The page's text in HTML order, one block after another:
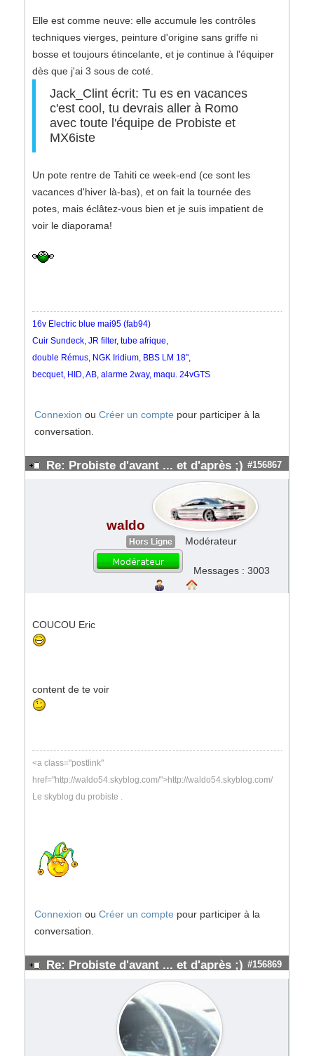
Elle est comme neuve: elle accumule les contrôles
techniques vierges, peinture d'origine sans griffe ni
bosse et toujours étincelante, et je continue à l'équiper
dès que j'ai 3 sous de coté.
Jack_Clint écrit: Tu es en vacances
c'est cool, tu devrais aller à Romo
avec toute l'équipe de Probiste et
MX6iste
Un pote rentre de Tahiti ce week-end (ce sont les
vacances d'hiver là-bas), et on fait la tournée des
potes, mais éclâtez-vous bien et je suis impatient de
voir le diaporama!
16v Electric blue mai95 (fab94)
Cuir Sundeck, JR filter, tube afrique,
double Rémus, NGK Iridium, BBS LM 18",
becquet, HID, AB, alarme 2way, maqu. 24vGTS
Connexion ou Créer un compte pour participer à la
conversation.
Re: Probiste d'avant ... et d'après ;) #156867
waldo
Hors Ligne Modérateur
Messages : 3003
COUCOU Eric
content de te voir
<a class="postlink"
href="http://waldo54.skyblog.com/">http://waldo54.skyblog.com/
Le skyblog du probiste .
Connexion ou Créer un compte pour participer à la
conversation.
Re: Probiste d'avant ... et d'après ;) #156869